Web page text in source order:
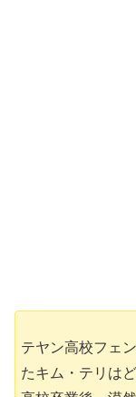
テヤン高校フェ
たキム・テリは